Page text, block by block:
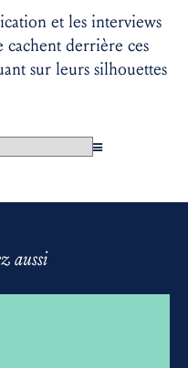
et les interviews
cachent derrière ces
sur leurs silhouettes
aussi